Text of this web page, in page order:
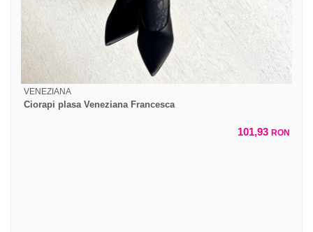
VENEZIANA
Ciorapi plasa Veneziana Francesca
101,93 RON